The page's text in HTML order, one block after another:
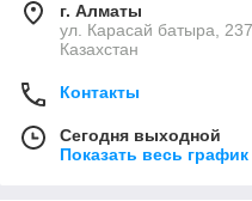
г. Алматы
ул. Карасай батыра,
Казахстан
Контакты
Сегодня выходной
Показать весь